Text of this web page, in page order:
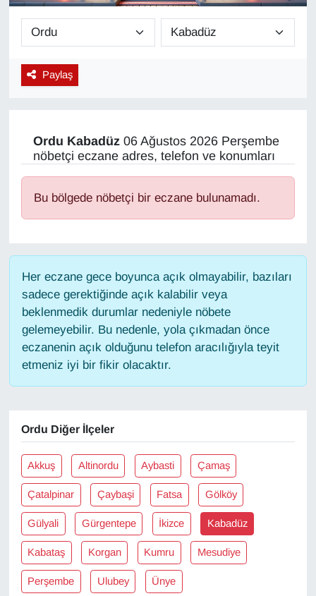
Paylaş
Ordu Kabadüz06 Ağustos 2026 Perşembe
nöbetçi eczane adres, telefon ve konumları
Bu bölgede nöbetçi bir eczane bulunamadı.
Her eczane gece boyunca açık olmayabilir, bazıları
sadece gerektiğinde açık kalabilir veya
beklenmedik durumlar nedeniyle nöbete
gelemeyebilir. Bu nedenle, yola çıkmadan önce
eczanenin açık olduğunu telefon aracılığıyla teyit
etmeniz iyi bir fikir olacaktır.
Ordu Diğer İlçeler
Akkuş Altinordu Aybasti Çamaş
Çatalpinar Çaybaşi Fatsa Gölköy
Gülyali Gürgentepe İkizce Kabadüz
Kabataş Korgan Kumru Mesudiye
Perşembe Ulubey Ünye
Diğer
DÜNYA
EKONOMİ
Eleman
Emlak
GENEL
Güncel
Gündem
Haber
HABERDE İNSAN
İngilizce
Kadın
Kamu Alımları
Kim Kimdir?